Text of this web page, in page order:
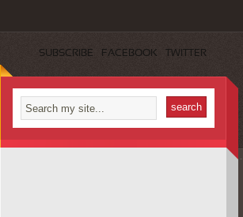
SUBSCRIBE FACEBOOK TWITTER